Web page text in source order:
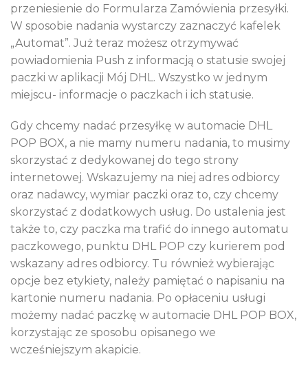
przeniesienie do Formularza Zamówienia przesyłki.
W sposobie nadania wystarczy zaznaczyć kafelek
„Automat”. Już teraz możesz otrzymywać
powiadomienia Push z informacją o statusie swojej
paczki w aplikacji Mój DHL. Wszystko w jednym
miejscu- informacje o paczkach i ich statusie.
Gdy chcemy nadać przesyłkę w automacie DHL
POP BOX, a nie mamy numeru nadania, to musimy
skorzystać z dedykowanej do tego strony
internetowej. Wskazujemy na niej adres odbiorcy
oraz nadawcy, wymiar paczki oraz to, czy chcemy
skorzystać z dodatkowych usług. Do ustalenia jest
także to, czy paczka ma trafić do innego automatu
paczkowego, punktu DHL POP czy kurierem pod
wskazany adres odbiorcy. Tu również wybierając
opcje bez etykiety, należy pamiętać o napisaniu na
kartonie numeru nadania. Po opłaceniu usługi
możemy nadać paczkę w automacie DHL POP BOX,
korzystając ze sposobu opisanego we
wcześniejszym akapicie.